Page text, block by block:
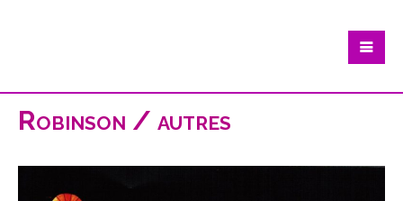
Robinson / autres